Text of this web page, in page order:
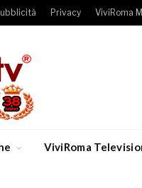
Privacy ViviRoma
ViviRoma